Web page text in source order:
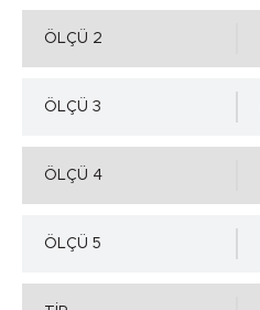
ÖLÇÜ 2
ÖLÇÜ 3
ÖLÇÜ 4
ÖLÇÜ 5